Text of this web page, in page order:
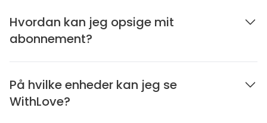
Hvordan kan jeg opsige mit
abonnement?
På hvilke enheder kan jeg se
WithLove?